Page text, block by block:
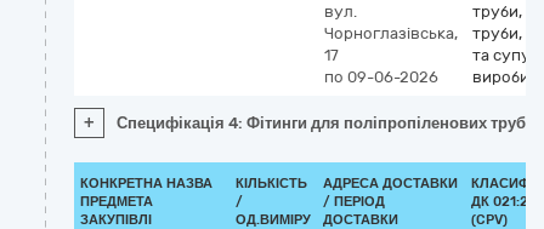
вул.
Чорноглазівська,
17
по 09-06-2026
труби,
труби,
та
вироби
+ Специфікація 4: Фітинги для поліпропіленових труб
КОНКРЕТНА НАЗВА
ПРЕДМЕТА
ЗАКУПІВЛІ
КІЛЬКІСТЬ
/
ОД.ВИМІРУ
АДРЕСА ДОСТАВКИ
/ ПЕРІОД
ДОСТАВКИ
ДК
(CPV)